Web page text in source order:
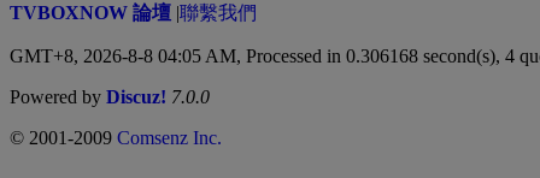
TVBOXNOW 論壇 |聯繫我們
GMT+8, 2026-8-8 04:05 AM, Processed in 0.306168 second(s), 4
Powered by Discuz! 7.0.0
© 2001-2009 Comsenz Inc.